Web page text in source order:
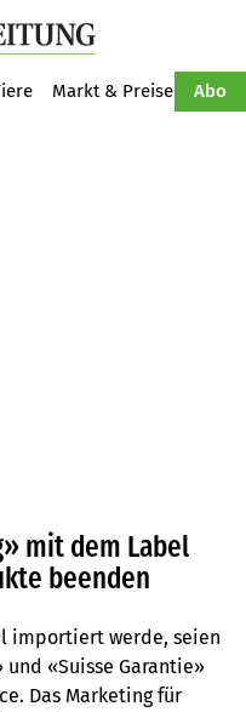
Markt & Preise Abo
mit dem Label
beenden
importiert werde, seien
und «Suisse Garantie»
Das Marketing für